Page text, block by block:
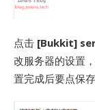
点击 [Bukkit]
改服务器的设置
置完成后要点保存